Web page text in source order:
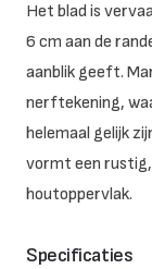
Het blad is
6 cm aan de
aanblik geeft.
nerftekening,
helemaal gelijk
vormt een
houtoppervlak.
Specificaties